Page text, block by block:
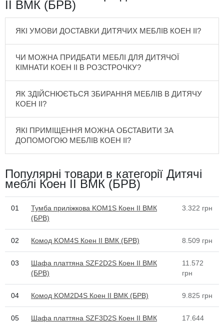
II ВМК (БРВ)
ЯКІ УМОВИ ДОСТАВКИ ДИТЯЧИХ МЕБЛІВ КОЕН II?
ЧИ МОЖНА ПРИДБАТИ МЕБЛІ ДЛЯ ДИТЯЧОЇ
КІМНАТИ КОЕН II В РОЗСТРОЧКУ?
ЯК ЗДІЙСНЮЄТЬСЯ ЗБИРАННЯ МЕБЛІВ В ДИТЯЧУ
КОЕН II?
ЯКІ ПРИМІЩЕННЯ МОЖНА ОБСТАВИТИ ЗА
ДОПОМОГОЮ МЕБЛІВ КОЕН II?
Популярні товари в категорії Дитячі
меблі Коен II ВМК (БРВ)
01
Тумба приліжкова KOM1S Коен II ВМК
(БРВ)
3.322 грн
02 Комод KOM4S Коен II ВМК (БРВ) 8.509 грн
03
Шафа платтяна SZF2D2S Коен II ВМК
(БРВ)
11.572
грн
04 Комод KOM2D4S Коен II ВМК (БРВ) 9.825 грн
05
Шафа платтяна SZF3D2S Коен II ВМК
17.644